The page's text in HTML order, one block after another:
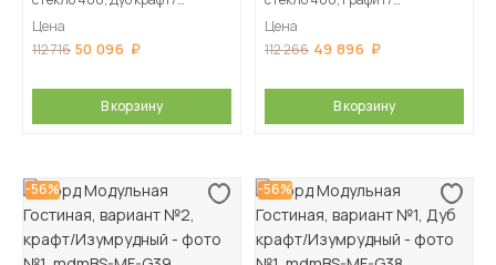
Цена
112 716 50 096
В корзину
Цена
112 266 49 896
В корзину
-56% -56%